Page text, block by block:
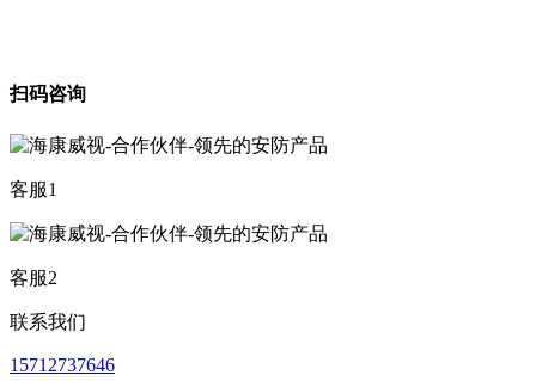
扫码咨询
客服1
客服2
联系我们
15712737646